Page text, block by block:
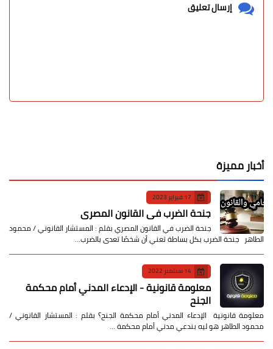
إرسال تعليق
أخبار مميزة
17 فبراير 2023
جنحة الضرب في القانون المصري
جنحة الضرب في القانون المصري بقلم : المستشار القانوني / محمود
الطاهر جنحة الضرب بكل بساطة تعني أن شخصًا تعدى بالضرب…
14 سبتمبر 2022
معلومة قانونية - الإدعاء المدني أمام محكمة
الجنح
معلومة قانونية الإدعاء المدني أمام محكمة الجنح؟ بقلم : المستشار القانوني /
محمود الطاهر هو ليه بندعي مدني أمام محكمة …